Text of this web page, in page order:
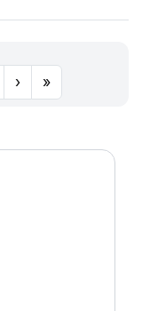
› »